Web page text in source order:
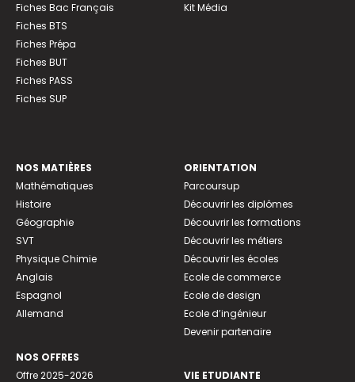
Fiches Bac Français
Fiches BTS
Fiches Prépa
Fiches BUT
Fiches PASS
Fiches SUP
Kit Média
NOS MATIÈRES
Mathématiques
Histoire
Géographie
SVT
Physique Chimie
Anglais
Espagnol
Allemand
NOS OFFRES
Offre 2025-2026
ORIENTATION
Parcoursup
Découvrir les diplômes
Découvrir les formations
Découvrir les métiers
Découvrir les écoles
Ecole de commerce
Ecole de design
Ecole d’ingénieur
Devenir partenaire
VIE ETUDIANTE